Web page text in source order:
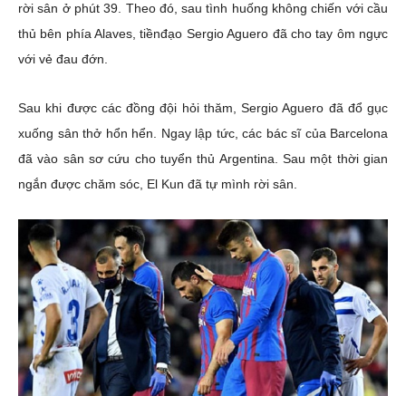
rời sân ở phút 39. Theo đó, sau tình huống không chiến với cầu
thủ bên phía Alaves, tiềnđạo Sergio Aguero đã cho tay ôm ngực
với vẻ đau đớn.
Sau khi được các đồng đội hỏi thăm, Sergio Aguero đã đổ gục
xuống sân thở hổn hển. Ngay lập tức, các bác sĩ của Barcelona
đã vào sân sơ cứu cho tuyển thủ Argentina. Sau một thời gian
ngắn được chăm sóc, El Kun đã tự mình rời sân.